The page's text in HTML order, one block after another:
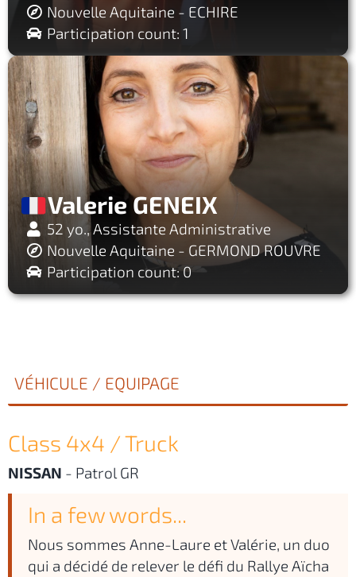
Nouvelle Aquitaine - ECHIRE
Participation count: 1
Valerie GENEIX
52 yo., Assistante Administrative
Nouvelle Aquitaine - GERMOND ROUVRE
Participation count: 0
VÉHICULE / EQUIPAGE
Class 4x4 / Truck
NISSAN - Patrol GR
In a few words...
Nous sommes Anne-Laure et Valérie, un duo
qui a décidé de relever le défi du Rallye Aïcha